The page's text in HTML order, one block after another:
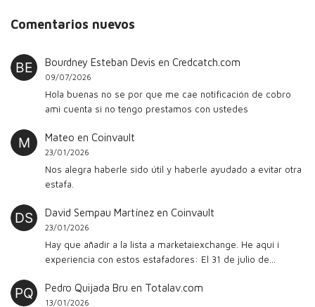
Comentarios nuevos
Bourdney Esteban Devis en Credcatch.com
09/07/2026
Hola buenas no se por que me cae notificación de cobro
ami cuenta si no tengo prestamos con ustedes
Mateo en Coinvault
23/01/2026
Nos alegra haberle sido útil y haberle ayudado a evitar otra
estafa.
David Sempau Martínezen Coinvault
23/01/2026
Hay que añadir a la lista a marketaiexchange. He aquí i
experiencia con estos estafadores: El 31 de julio de…
Pedro Quijada Bru en Totalav.com
13/01/2026